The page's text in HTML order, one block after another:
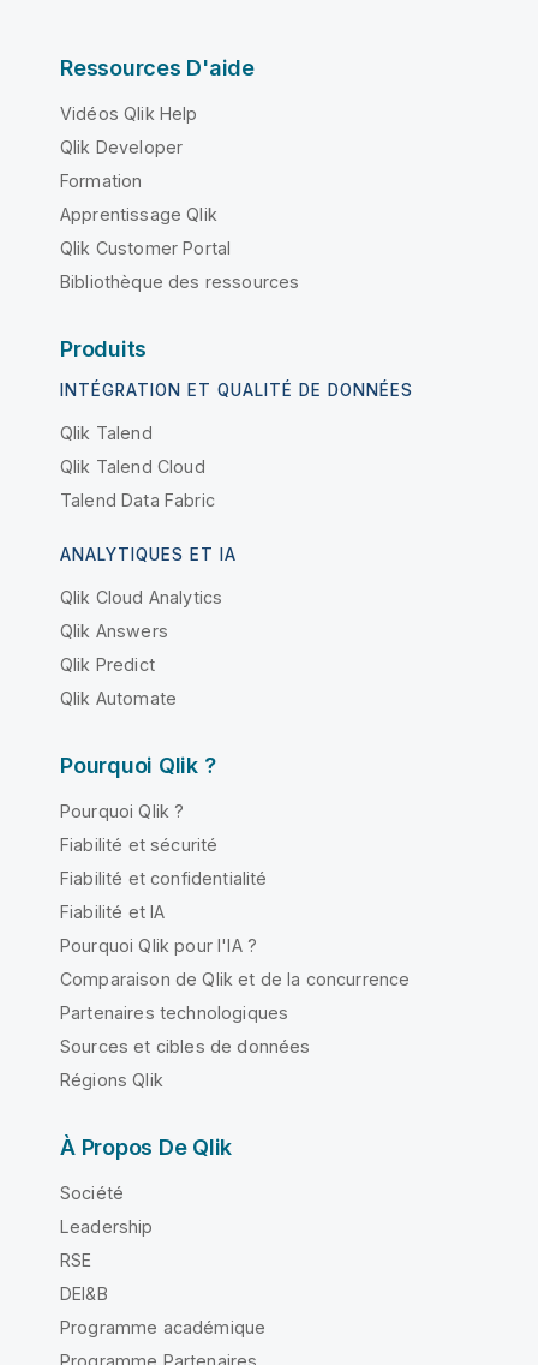
Ressources D'aide
Vidéos Qlik Help
Qlik Developer
Formation
Apprentissage Qlik
Qlik Customer Portal
Bibliothèque des ressources
Produits
INTÉGRATION ET QUALITÉ DE DONNÉES
Qlik Talend
Qlik Talend Cloud
Talend Data Fabric
ANALYTIQUES ET IA
Qlik Cloud Analytics
Qlik Answers
Qlik Predict
Qlik Automate
Pourquoi Qlik ?
Pourquoi Qlik ?
Fiabilité et sécurité
Fiabilité et confidentialité
Fiabilité et IA
Pourquoi Qlik pour l'IA ?
Comparaison de Qlik et de la concurrence
Partenaires technologiques
Sources et cibles de données
Régions Qlik
À Propos De Qlik
Société
Leadership
RSE
DEI&B
Programme académique
Programme Partenaires